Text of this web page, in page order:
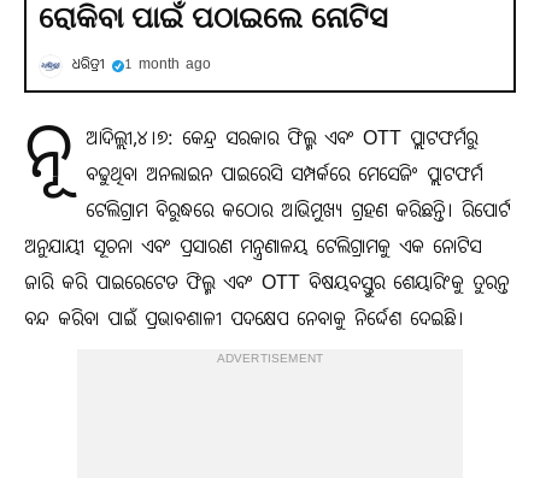
ରୋକିବା ପାଇଁ ପଠାଇଲେ ନୋଟିସ
ଧରିତ୍ରୀ 1 month ago
ନୂ ଆଦିଲ୍ଲୀ,୪।୭: କେନ୍ଦ୍ର ସରକାର ଫିଲ୍ମ ଏବଂ OTT ପ୍ଲାଟଫର୍ମରୁ
ବଢୁଥିବା ଅନଲାଇନ ପାଇରେସି ସମ୍ପର୍କରେ ମେସେଜିଂ ପ୍ଲାଟଫର୍ମ
ଟେଲିଗ୍ରାମ ବିରୁଦ୍ଧରେ କଠୋର ଆଭିମୁଖ୍ୟ ଗ୍ରହଣ କରିଛନ୍ତି। ରିପୋର୍ଟ
ଅନୁଯାୟୀ ସୂଚନା ଏବଂ ପ୍ରସାରଣ ମନ୍ତ୍ରଣାଳୟ ଟେଲିଗ୍ରାମକୁ ଏକ ନୋଟିସ
ଜାରି କରି ପାଇରେଟେଡ ଫିଲ୍ମ ଏବଂ OTT ବିଷୟବସ୍ତୁର ଶେୟାରିଂକୁ ତୁରନ୍ତ
ବନ୍ଦ କରିବା ପାଇଁ ପ୍ରଭାବଶାଳୀ ପଦକ୍ଷେପ ନେବାକୁ ନିର୍ଦ୍ଦେଶ ଦେଇଛି।
ADVERTISEMENT